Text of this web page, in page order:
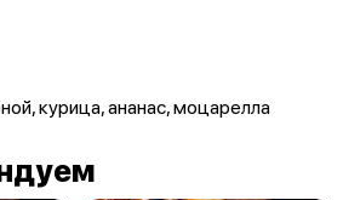
курица, ананас, моцарелла